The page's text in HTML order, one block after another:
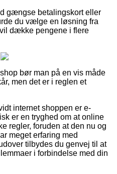
gængse betalingskort eller
du vælge en løsning fra
dække pengene i flere
bør man på en vis måde
men det er i reglen et
internet shoppen er e-
er en tryghed om at online
regler, foruden at den nu og
meget erfaring med
tilbydes du genvej til at
i forbindelse med din